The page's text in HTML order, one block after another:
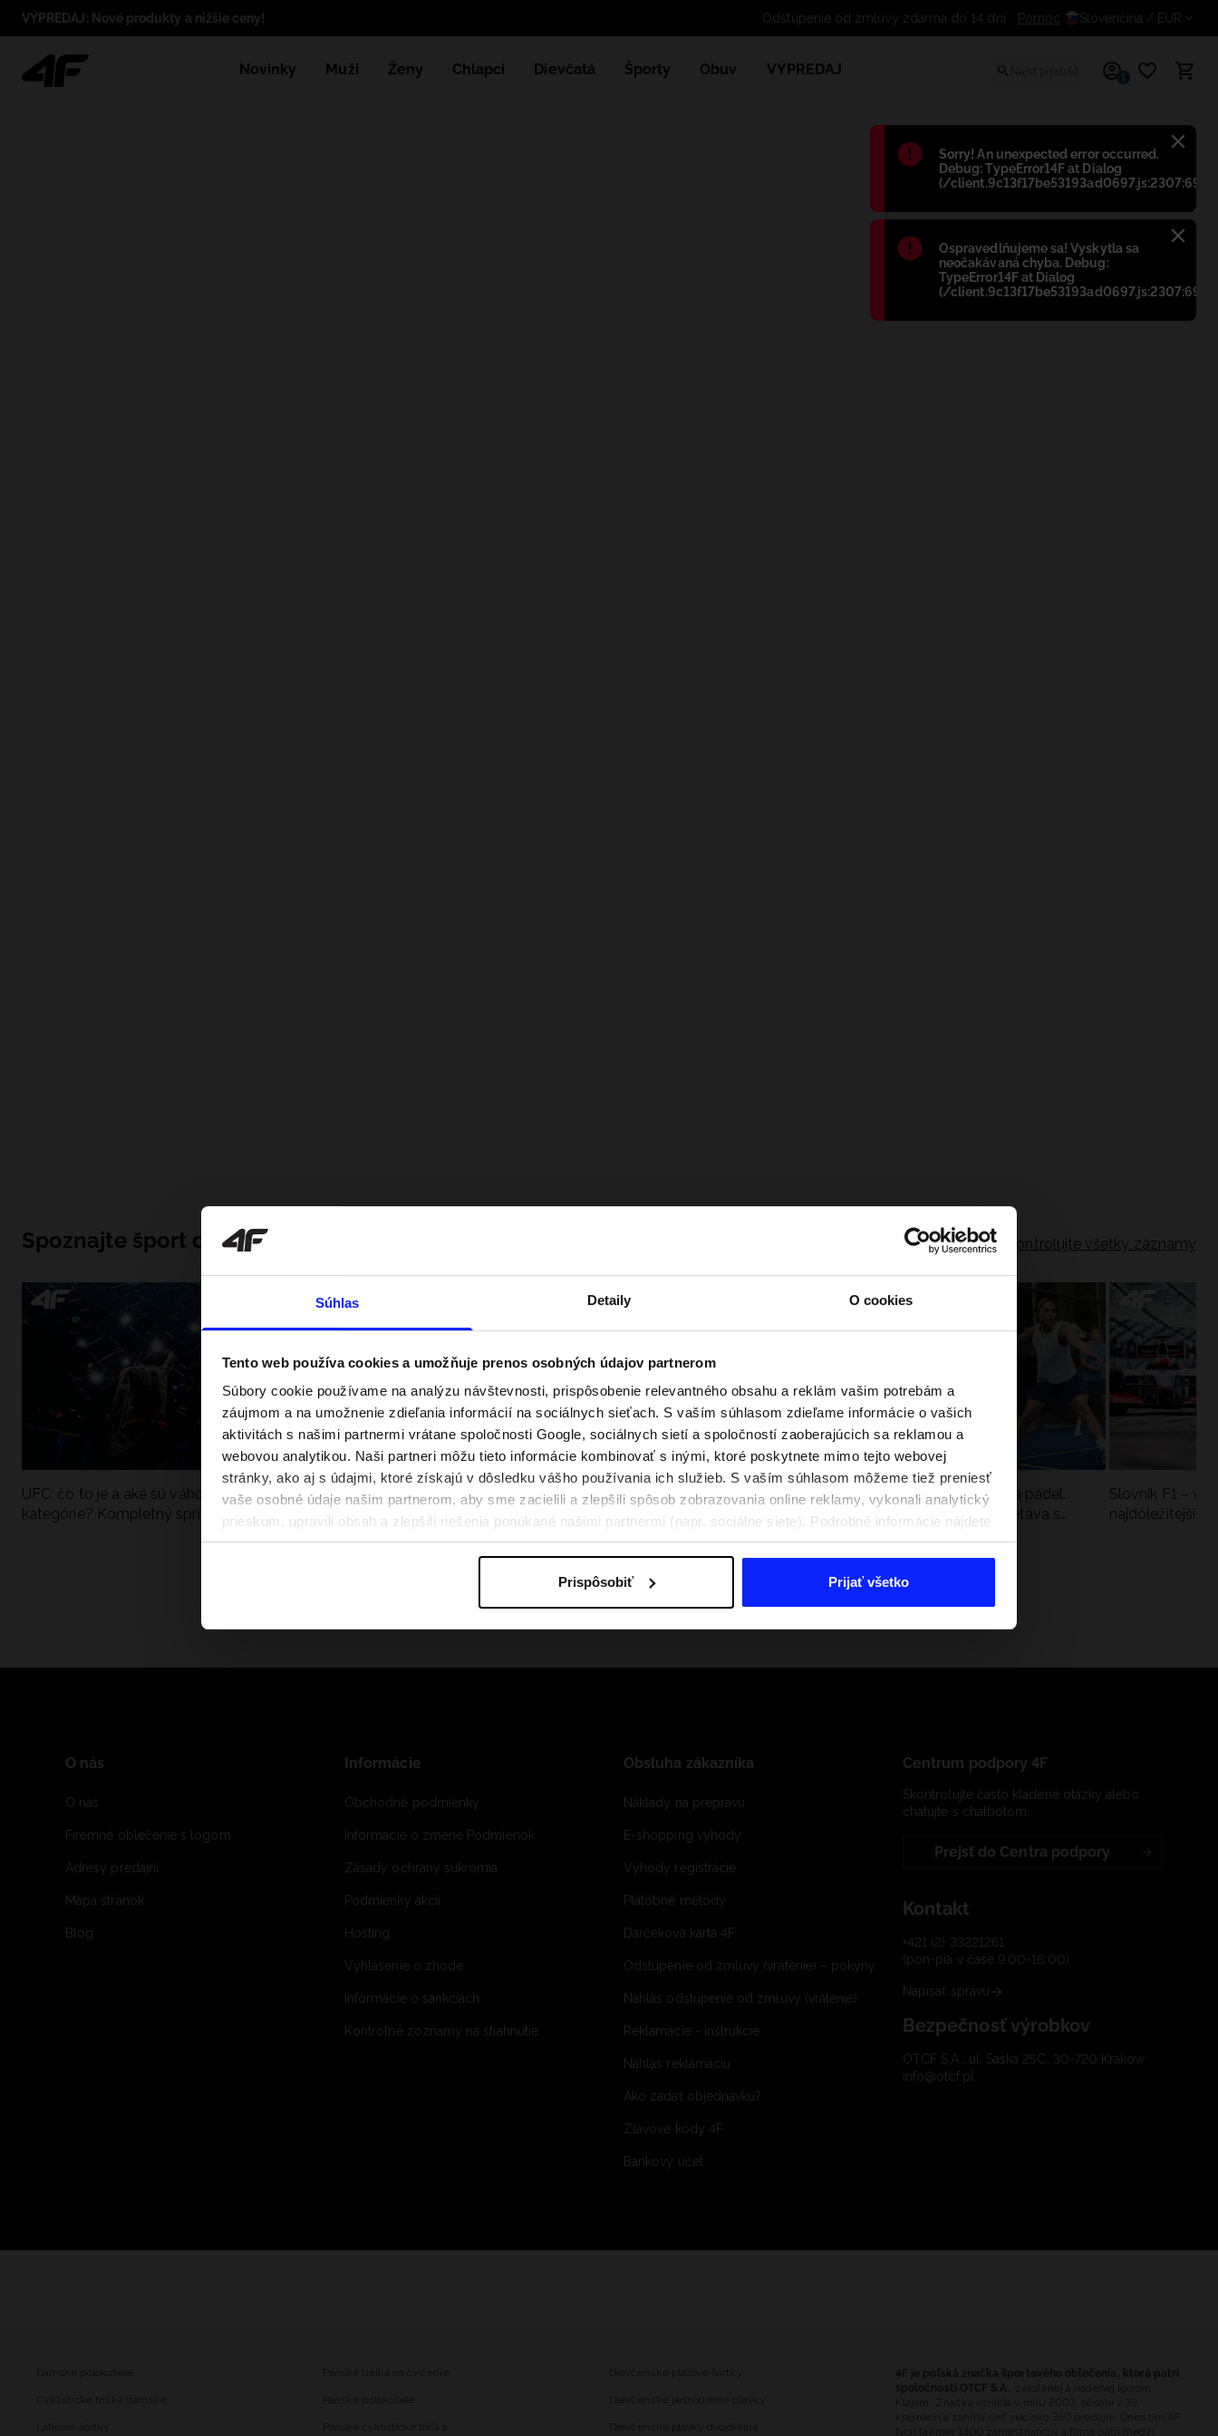
Súhlas Detaily O cookies
Tento web používa cookies a umožňuje prenos osobných údajov partnerom
Súbory cookie používame na analýzu návštevnosti, prispôsobenie relevantného obsahu a reklám vašim potrebám a
záujmom a na umožnenie zdieľania informácií na sociálnych sieťach. S vaším súhlasom zdieľame informácie o vašich
aktivitách s našimi partnermi vrátane spoločnosti Google, sociálnych sietí a spoločností zaoberajúcich sa reklamou a
webovou analytikou. Naši partneri môžu tieto informácie kombinovať s inými, ktoré poskytnete mimo tejto webovej
stránky, ako aj s údajmi, ktoré získajú v dôsledku vášho používania ich služieb. S vaším súhlasom môžeme tiež preniesť
vaše osobné údaje našim partnerom, aby sme zacielili a zlepšili spôsob zobrazovania online reklamy, vykonali analytický
prieskum, upravili obsah a zlepšili riešenia ponúkané našimi partnermi (napr. sociálne siete). Podrobné informácie nájdete
v našich Zásadách ochrany osobných údajov a v časti „Podrobnosti“.
Prispôsobiť Prijať všetko
Błąd:
Sorry! An unexpected error occurred.
Debug: TypeError14F at Dialog
(/client.9c13f17be53193ad0697.js:2307:698)
Błąd:
Ospravedlňujeme sa! Vyskytla sa
neočakávaná chyba. Debug:
TypeError14F at Dialog
(/client.9c13f17be53193ad0697.js:2307:698)
VÝPREDAJ: Nové produkty a nižšie ceny! Odstúpenie od zmluvy zdarma do 14 dní
Pomoc Slovenčina / EUR
Novinky Muži Ženy Chlapci Dievčatá Športy Obuv VÝPREDAJ 1
Spoznajte šport do hĺbky Skontrolujte všetky záznamy
UFC: čo to je a aké sú váhové
kategórie? Kompletný sprievodca
Ako sa dobre pripraviť na aktívny deň
pri vode? Poradíme, čo si zbaliť
Festivalové outfity. Ako sa obliecť na
hudobné festivaly?
Nová kolekcia 4F na tenis a padel.
Športová funkčnosť sa stretáva s
Slovník F1 –
najdôležitejšie
O nás
O nás
Firemné oblečenie s logom
Adresy predajní
Mapa stránok
Blog
Informácie
Obchodné podmienky
Informacie o zmene Podmienok
Zásady ochrany súkromia
Podmienky akcií
Hosting
Vyhlásenie o zhode
Informácie o sankciách
Kontrolné zoznamy na stiahnutie
Obsluha zákazníka
Náklady na prepravu
E-shopping vyhody
Výhody registrácie
Platobné metódy
Darčeková karta 4F
Odstúpenie od zmluvy (vrátenie) – pokyny
Nahlás odstúpenie od zmluvy (vrátenie)
Reklamácie - inštrukcie
Nahlás reklamáciu
Ako zadať objednávku?
Zľavové kódy 4F
Bankový účet
Centrum podpory 4F
Skontrolujte často kladené otázky alebo
chatujte s chatbotom:
Prejsť do Centra podpory
Kontakt
+421 (2) 33221261
(pon-pia v čase 9:00-16:00)
Napísať správu
Bezpečnosť výrobkov
OTCF S.A., ul. Saska 25C, 30-720 Kraków
info@otcf.pl